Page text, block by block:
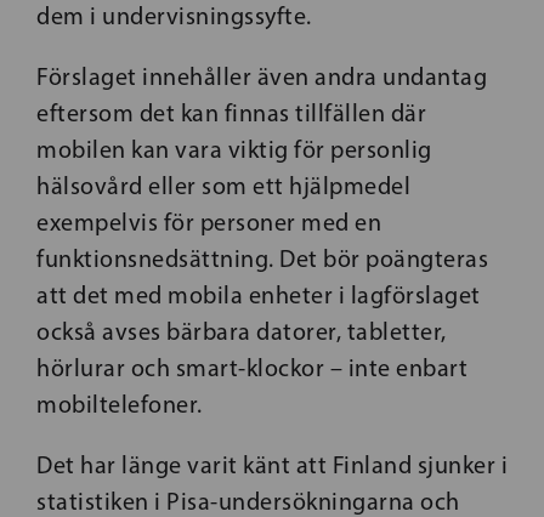
dem i undervisningssyfte.
Förslaget innehåller även andra undantag
eftersom det kan finnas tillfällen där
mobilen kan vara viktig för personlig
hälsovård eller som ett hjälpmedel
exempelvis för personer med en
funktionsnedsättning. Det bör poängteras
att det med mobila enheter i lagförslaget
också avses bärbara datorer, tabletter,
hörlurar och smart-klockor – inte enbart
mobiltelefoner.
Det har länge varit känt att Finland sjunker i
statistiken i Pisa-undersökningarna och